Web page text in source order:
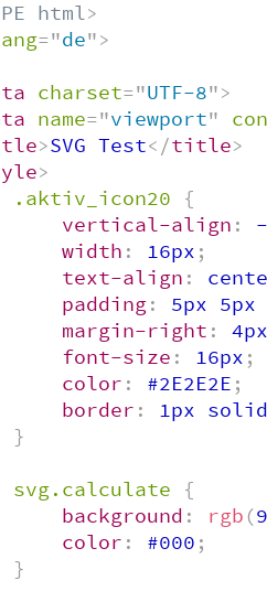
html>
="de">
charset="UTF-8">
name="viewport"
>SVG Test</title>
>
.aktiv_icon20
{
vertical-align :
width : 16px ;
text-align :
padding:
5px 5px
margin-right :
4px
font-size : 16px ;
color : #2E2E2E ;
border :
1px solid
}
svg.calculate
{
background : rgb (
color : #000 ;
}